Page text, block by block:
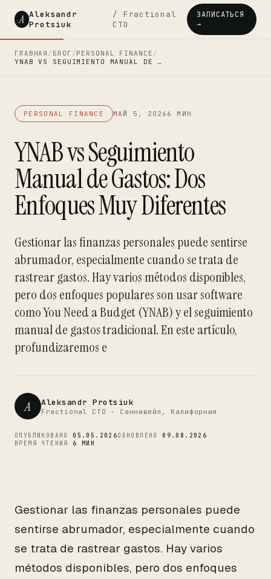
A Aleksandr
Protsiuk
/ Fractional
CTO
ЗАПИСАТЬСЯ
→
ГЛАВНАЯ / БЛОГ /PERSONAL FINANCE /
YNAB VS SEGUIMIENTO MANUAL DE …
PERSONAL FINANCE МАЙ 5, 2026 6 МИН
YNAB vs Seguimiento
Manual de Gastos: Dos
Enfoques Muy Diferentes
Gestionar las finanzas personales puede sentirse
abrumador, especialmente cuando se trata de
rastrear gastos. Hay varios métodos disponibles,
pero dos enfoques populares son usar software
como You Need a Budget (YNAB) y el seguimiento
manual de gastos tradicional. En este artículo,
profundizaremos e
A Aleksandr Protsiuk
Fractional CTO - Саннивейл, Калифорния
ОПУБЛИКОВАНО05.05.2026ОБНОВЛЕНО09.08.2026
ВРЕМЯ ЧТЕНИЯ 6 МИН
Gestionar las finanzas personales puede
sentirse abrumador, especialmente cuando
se trata de rastrear gastos. Hay varios
métodos disponibles, pero dos enfoques